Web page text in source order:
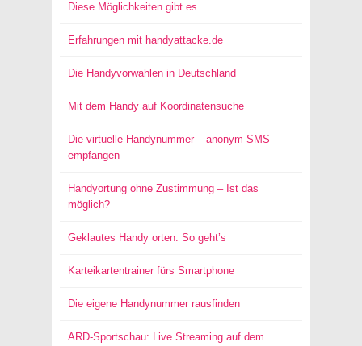
Diese Möglichkeiten gibt es
Erfahrungen mit handyattacke.de
Die Handyvorwahlen in Deutschland
Mit dem Handy auf Koordinatensuche
Die virtuelle Handynummer – anonym SMS
empfangen
Handyortung ohne Zustimmung – Ist das
möglich?
Geklautes Handy orten: So geht’s
Karteikartentrainer fürs Smartphone
Die eigene Handynummer rausfinden
ARD-Sportschau: Live Streaming auf dem